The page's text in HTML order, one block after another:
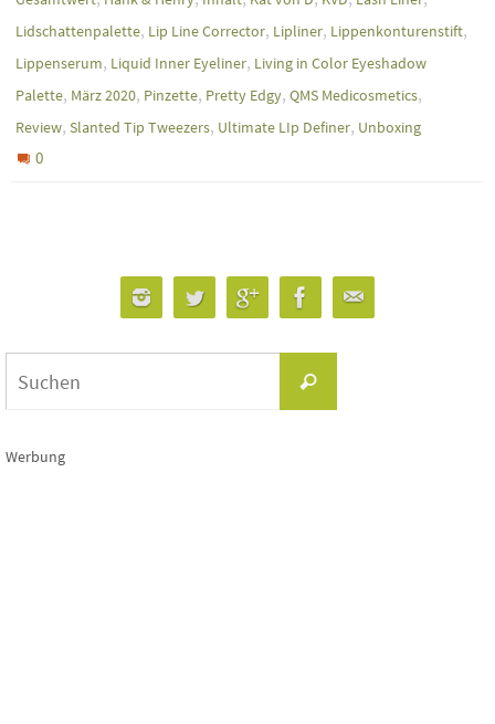
Lidschattenpalette, Lip Line Corrector, Lipliner, Lippenkonturenstift,
Lippenserum, Liquid Inner Eyeliner, Living in Color Eyeshadow
Palette, März 2020, Pinzette, Pretty Edgy, QMS Medicosmetics,
Review, Slanted Tip Tweezers, Ultimate LIp Definer, Unboxing
0
Suchen
Werbung